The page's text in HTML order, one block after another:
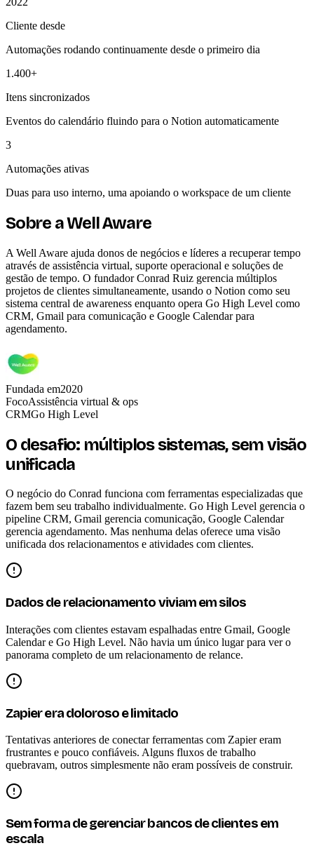
Cliente desde
Automações rodando continuamente desde o primeiro dia
1.400+
Itens sincronizados
Eventos do calendário fluindo para o Notion automaticamente
3
Automações ativas
Duas para uso interno, uma apoiando o workspace de um cliente
Sobre a Well Aware
A Well Aware ajuda donos de negócios e líderes a recuperar tempo
através de assistência virtual, suporte operacional e soluções de
gestão de tempo. O fundador Conrad Ruiz gerencia múltiplos
projetos de clientes simultaneamente, usando o Notion como seu
sistema central de awareness enquanto opera Go High Level como
CRM, Gmail para comunicação e Google Calendar para
agendamento.
Fundada em2020
FocoAssistência virtual & ops
CRMGo High Level
O desafio: múltiplos sistemas, sem visão
unificada
O negócio do Conrad funciona com ferramentas especializadas que
fazem bem seu trabalho individualmente. Go High Level gerencia o
pipeline CRM, Gmail gerencia comunicação, Google Calendar
gerencia agendamento. Mas nenhuma delas oferece uma visão
unificada dos relacionamentos e atividades com clientes.
Dados de relacionamento viviam em silos
Interações com clientes estavam espalhadas entre Gmail, Google
Calendar e Go High Level. Não havia um único lugar para ver o
panorama completo de um relacionamento de relance.
Zapier era doloroso e limitado
Tentativas anteriores de conectar ferramentas com Zapier eram
frustrantes e pouco confiáveis. Alguns fluxos de trabalho
quebravam, outros simplesmente não eram possíveis de construir.
Sem forma de gerenciar bancos de clientes em
escala